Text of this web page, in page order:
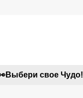
Выбери свое Чудо!